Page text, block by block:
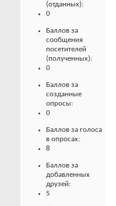
(отданных):
0
Баллов за
сообщения
посетителей
(полученных):
0
Баллов за
созданные
опросы:
0
Баллов за голоса
в опросах:
8
Баллов за
добавленных
друзей:
5